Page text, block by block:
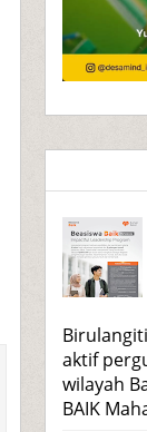
aktif
wilayah
BAIK